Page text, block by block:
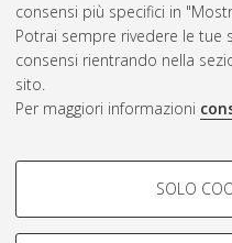
consensi più specifici in
Potrai sempre rivedere le tue
consensi rientrando nella
sito.
Per maggiori informazioni
COOKIE DI
Si tratta di cookie utilizzati
SOLO
Rss 2.0
ISSN: 2038-7946
Impostazioni Cookie
Informativa sulla privacy
Condizioni d’uso del sito